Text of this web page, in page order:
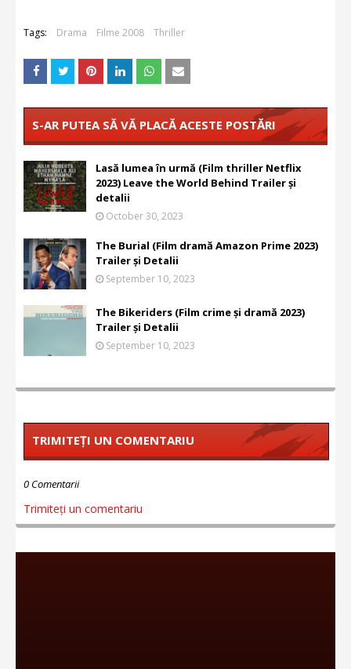
Tags: Drama Filme 2008 Thriller
S-AR PUTEA SĂ VĂ PLACĂ ACESTE POSTĂRI
Lasă lumea în urmă (Film thriller Netflix
2023) Leave the World Behind Trailer și
detalii
October 30, 2023
The Burial (Film dramă Amazon Prime 2023)
Trailer și Detalii
September 10, 2023
The Bikeriders (Film crime și dramă 2023)
Trailer și Detalii
September 10, 2023
TRIMITEȚI UN COMENTARIU
0 Comentarii
Trimiteți un comentariu